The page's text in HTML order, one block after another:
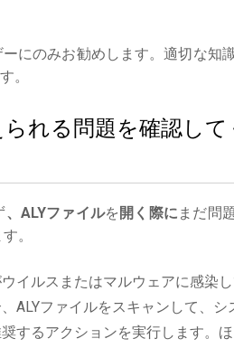
にのみお勧めします。適切な知
。
れる問題を確認して
、ALYファイルを 開く際に まだ問
。
イルスまたはマルウェアに感染
ALYファイルをスキャンして、シ
するアクションを実行します。ほ